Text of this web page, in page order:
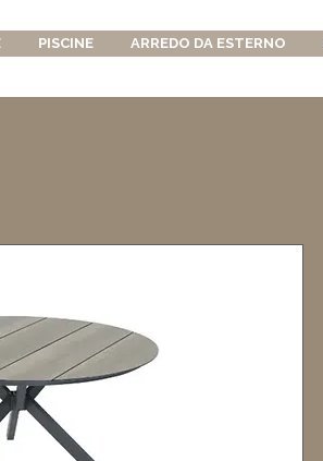
PISCINE ARREDO DA ESTERNO